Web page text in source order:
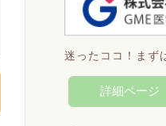
迷ったココ！まず
詳細ページ